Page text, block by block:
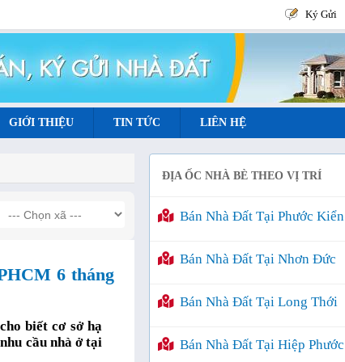
Ký Gửi
GIỚI THIỆU TIN TỨC LIÊN HỆ
6 tháng
biết cơ sở hạ
cầu nhà ở tại
ĐỊA ỐC NHÀ BÈ THEO VỊ TRÍ
Bán Nhà Đất Tại Phước Kiển
Bán Nhà Đất Tại Nhơn Đức
Bán Nhà Đất Tại Long Thới
Bán Nhà Đất Tại Hiệp Phước